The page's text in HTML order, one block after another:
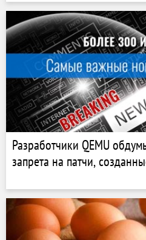
Разработчики QEMU
запрета на патчи,